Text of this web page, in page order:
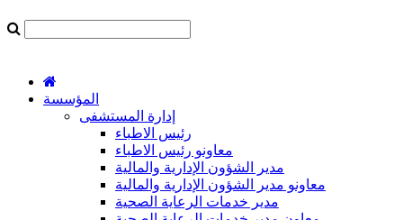
المؤسسة
إدارة المستشفى
رئيس الاطباء
معاونو رئيس الاطباء
مدير الشؤون الإدارية والمالية
معاونو مدير الشؤون الإدارية والمالية
مدير خدمات الرعاية الصحية